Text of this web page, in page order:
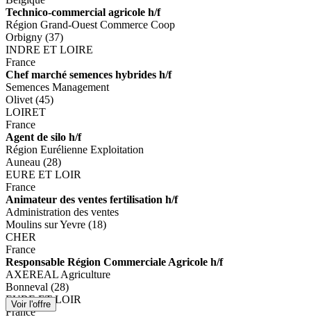
Technico-commercial agricole h/f
Région Grand-Ouest Commerce Coop
Orbigny (37)
INDRE ET LOIRE
France
Chef marché semences hybrides h/f
Semences Management
Olivet (45)
LOIRET
France
Agent de silo h/f
Région Eurélienne Exploitation
Auneau (28)
EURE ET LOIR
France
Animateur des ventes fertilisation h/f
Administration des ventes
Moulins sur Yevre (18)
CHER
France
Responsable Région Commerciale Agricole h/f
AXEREAL Agriculture
Bonneval (28)
EURE ET LOIR
France